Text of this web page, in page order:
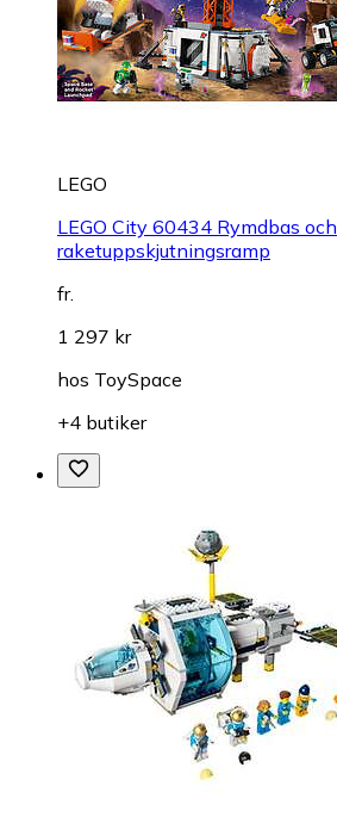
LEGO
LEGO City 60434 Rymdbas och
raketuppskjutningsramp
fr.
1 297 kr
hos ToySpace
+4 butiker